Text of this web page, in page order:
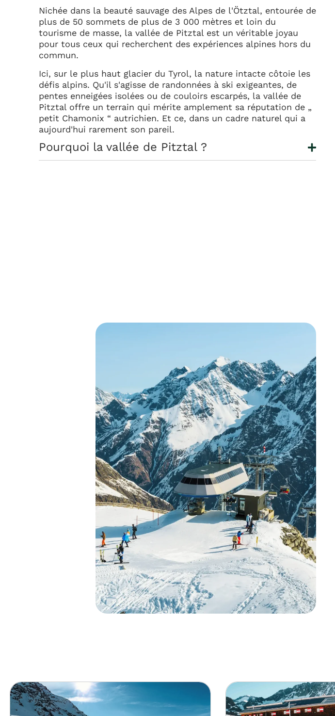
Nichée dans la beauté sauvage des Alpes de l'Ötztal, entourée de
plus de 50 sommets de plus de 3 000 mètres et loin du
tourisme de masse, la vallée de Pitztal est un véritable joyau
pour tous ceux qui recherchent des expériences alpines hors du
commun.
Ici, sur le plus haut glacier du Tyrol, la nature intacte côtoie les
défis alpins. Qu'il s'agisse de randonnées à ski exigeantes, de
pentes enneigées isolées ou de couloirs escarpés, la vallée de
Pitztal offre un terrain qui mérite amplement sa réputation de „
petit Chamonix “ autrichien. Et ce, dans un cadre naturel qui a
aujourd'hui rarement son pareil.
Pourquoi la vallée de Pitztal ?